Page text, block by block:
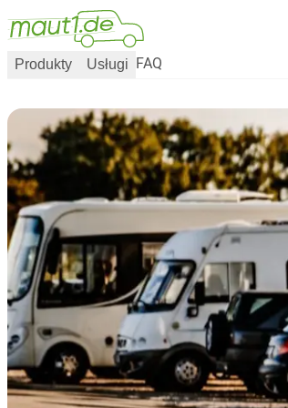
Produkty Usługi FAQ